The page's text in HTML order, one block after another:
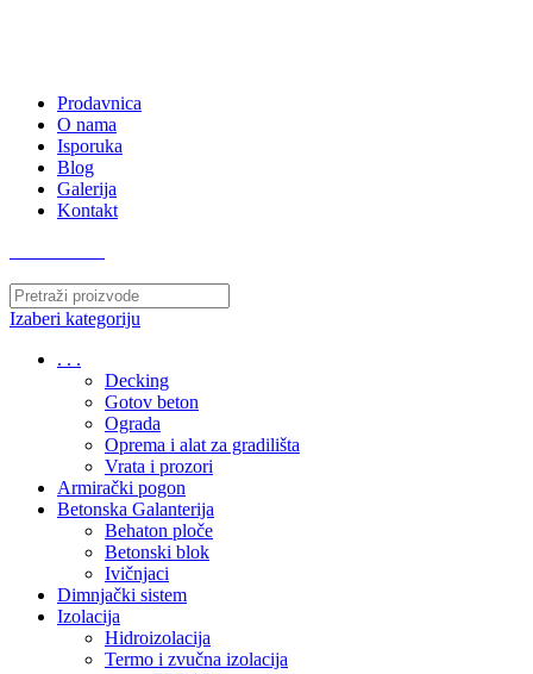
Prodavnica
O nama
Isporuka
Blog
Galerija
Kontakt
Izaberi kategoriju
. . .
Decking
Gotov beton
Ograda
Oprema i alat za gradilišta
Vrata i prozori
Armirački pogon
Betonska Galanterija
Behaton ploče
Betonski blok
Ivičnjaci
Dimnjački sistem
Izolacija
Hidroizolacija
Termo i zvučna izolacija